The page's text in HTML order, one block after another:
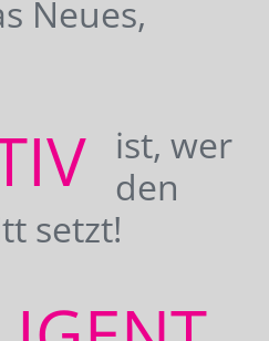
Neues,
ist, wer
den
setzt!